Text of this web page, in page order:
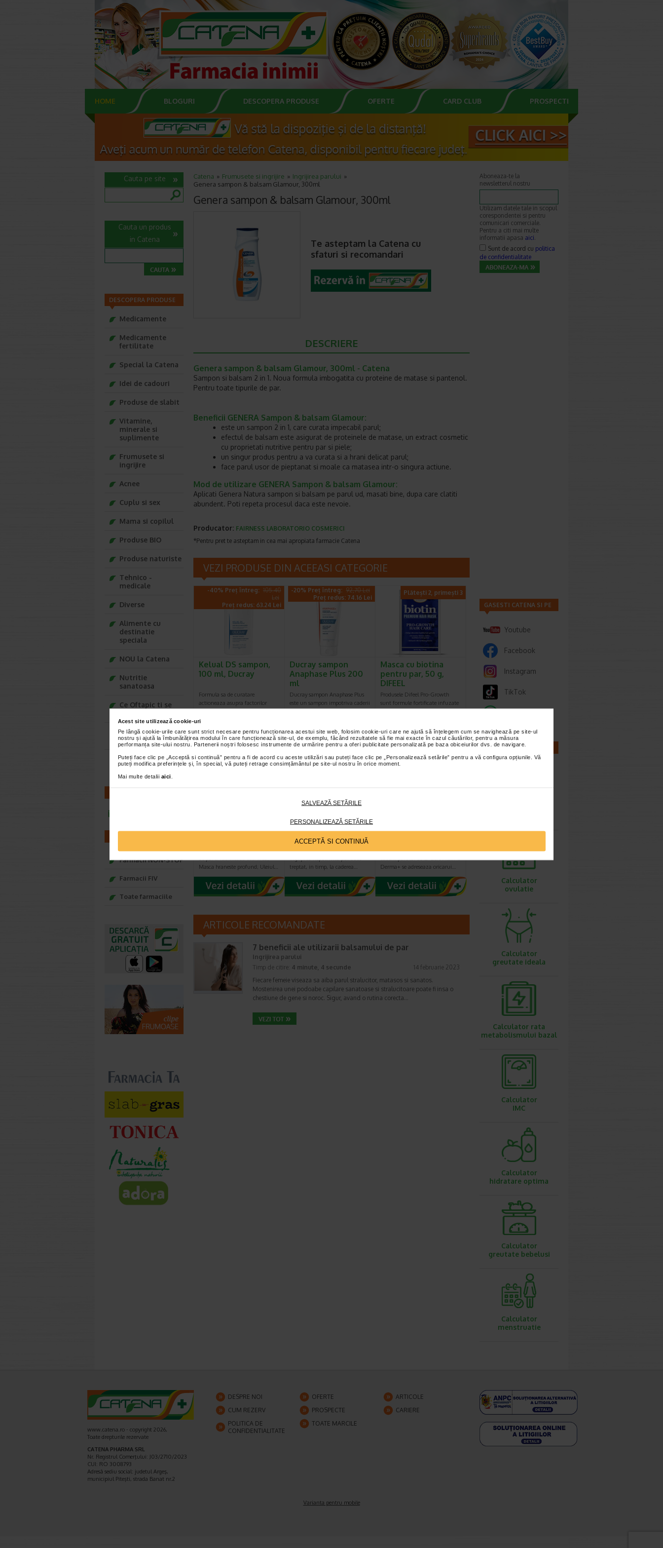
Acest site utilizează cookie-uri
Pe lângă cookie-urile care sunt strict necesare pentru funcționarea acestui site web, folosim cookie-uri care ne ajută să înțelegem cum se navighează pe site-ul
nostru și ajută la îmbunătățirea modului în care funcționează site-ul, de exemplu, făcând rezultatele să fie mai exacte în cazul căutărilor, pentru a măsura
performanța site-ului nostru. Partenerii noștri folosesc instrumente de urmărire pentru a oferi publicitate personalizată pe baza obiceiurilor dvs. de navigare.
Puteți face clic pe „Acceptă si continuă” pentru a fi de acord cu aceste utilizări sau puteți face clic pe „Personalizează setările” pentru a vă configura opțiunile. Vă
puteți modifica preferințele și, în special, vă puteți retrage consimțământul pe site-ul nostru în orice moment.
Mai multe detalii aici
SALVEAZĂ SETĂRILE
PERSONALIZEAZĂ SETĂRILE
ACCEPTĂ SI CONTINUĂ
HOME BLOGURI DESCOPERA PRODUSE OFERTE CARD CLUB PROSPECTE
Catena Frumusete si ingrijire
Ingrijirea parului
Genera sampon & balsam Glamour, 300ml
Genera sampon & balsam Glamour, 300ml
Te asteptam la Catena cu
sfaturi si recomandari
DESCRIERE
Genera sampon & balsam Glamour, 300ml - Catena
Sampon si balsam 2 in 1. Noua formula imbogatita cu proteine ​​de matase si pantenol.
Pentru toate tipurile de par.
Beneficii GENERA Sampon & balsam Glamour:
este un sampon 2 in 1, care curata impecabil parul;
efectul de balsam este asigurat de proteinele de matase, un extract cosmetic
cu proprietati nutritive pentru par si piele;
un singur produs pentru a va curata si a hrani delicat parul;
face parul usor de pieptanat si moale ca matasea intr-o singura actiune.
Mod de utilizare GENERA Sampon & balsam Glamour:
Aplicati Genera Natura sampon si balsam pe parul ud, masati bine, dupa care clatiti
abundent. Poti repeta procesul daca este nevoie.
Producator: FAIRNESS LABORATORIO COSMERICI
*Pentru pret te asteptam in cea mai apropiata farmacie Catena
VEZI PRODUSE DIN ACEEASI CATEGORIE
-40% Preț întreg: 105.40
Lei
Preț redus: 63.24 Lei
Kelual DS sampon,
100 ml, Ducray
Formula sa de curatare
actioneaza asupra factorilor
-20% Preț întreg: 92,70 Lei
Preț redus: 74.16 Lei
Ducray sampon
Anaphase Plus 200
ml
Ducray sampon Anaphase Plus
este un sampon impotriva caderii
Plătești 2, primești 3
Masca cu biotina
pentru par, 50 g,
DIFEEL
Produsele Difeel Pro-Growth
sunt formule fortificate infuzate
Plătești 2, primești 3
cu biotina par cret,
Beneficii: Defineste perfect firele
de par si faciliteaza coafarea;
Masca hraneste profund; Uleiul…
-40% Preț întreg: 60,10 Lei
Preț redus: 36.06 Lei
GH3 Derma +
Sampon anticadere,
200 ml, GEROVITAL
Stresul, alimentatia deficitara,
ingrijirea nepotrivita pot duce
treptat, in timp, la caderea…
-40% Preț întreg: 130,60
Preț redus: 78,36 Lei
anticadere GH3
Fiolele tratament impotriva
caderii parului de la Gerovital H3
Derma+ se adreseaza oricarui…
ARTICOLE RECOMANDATE
7 beneficii ale utilizarii balsamului de par
Ingrijirea parului
Timp de citire: 4 minute, 4 secunde
14 februarie 2023
Fiecare femeie viseaza sa aiba parul stralucitor, matasos si sanatos.
Mostenirea unei podoabe capilare sanatoase si stralucitoare poate fi insa o
chestiune de gene si noroc. Sigur, avand o rutina corecta…
Cauta pe site
Cauta un produs
in Catena
DESCOPERA PRODUSE
Medicamente
Medicamente
fertilitate
Special la Catena
Idei de cadouri
Produse de slabit
Vitamine,
minerale si
suplimente
Frumusete si
ingrijire
Acnee
Cuplu si sex
Mama si copilul
Produse BIO
Produse naturiste
Tehnico -
medicale
Diverse
Alimente cu
destinatie
speciala
NOU la Catena
Nutritie
sanatoasa
Ce Oftapic ti se
Adora – Adorabili
din prima clipa
Seturi cadou
Baylis&Harding
Farmacii NON-STOP
Farmacii FIV
Toate farmaciile
Aboneaza-te la
newsletterul nostru
Utilizam datele tale in scopul
corespondentei si pentru
comunicari comerciale.
Pentru a citi mai multe
informatii apasa aici.
Sunt de acord cu politica
de confidentialitate
GASESTI CATENA SI PE
Youtube
Facebook
Instagram
TikTok
CALCULATOARE
Calculator
ovulatie
Calculator
greutate ideala
Calculator rata
metabolismului bazal
Calculator
IMC
Calculator
hidratare optima
Calculator
greutate bebelusi
Calculator
menstruatie
www.catena.ro - copyright 2026,
Toate drepturile rezervate
CATENA PHARMA SRL
Nr. Registrul Comerţului: J03/2710/2023
CUI: RO 3008793
Adresă sediu social: judetul Argeş,
municipiul Piteşti, strada Banat nr.2
DESPRE NOI OFERTE
ARTICOLE
CUM REZERV
PROSPECTE
CARIERE
POLITICA DE
CONFIDENTIALITATE
TOATE MARCILE
Varianta pentru mobile